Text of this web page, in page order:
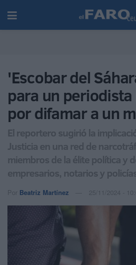
'Escobar del
para un
por difamar a un
El reportero sugirió la
Justicia en una red de
miembros de la élite política y
empresarios, notarios y
Por Beatriz Martínez 25/11/2024 -